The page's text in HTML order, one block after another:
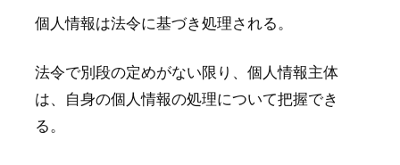
個人情報は法令に基づき処理される。
法令で別段の定めがない限り、個人情報主体
は、自身の個人情報の処理について把握でき
る。